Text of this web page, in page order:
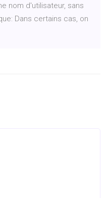
nom d'utilisateur, sans
Dans certains cas, on